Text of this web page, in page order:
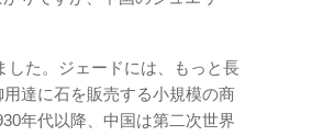
した。ジェードには、もっと長
達に石を販売する小規模の商
年代以降、中国は第二次世界